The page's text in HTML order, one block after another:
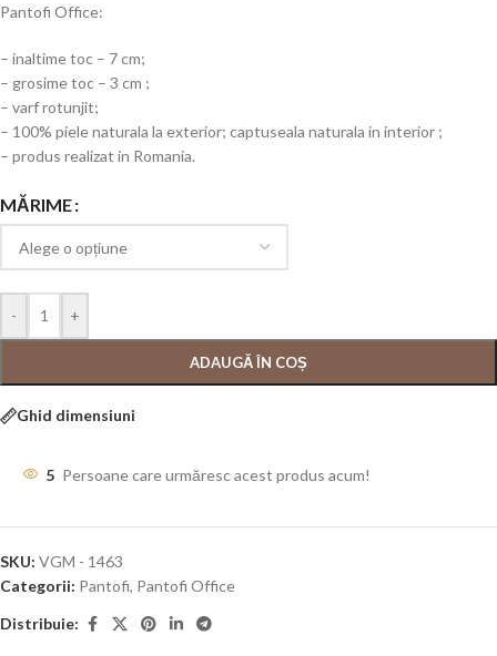
Pantofi Office:
– inaltime toc – 7 cm;
– grosime toc – 3 cm ;
– varf rotunjit;
– 100% piele naturala la exterior; captuseala naturala in interior ;
– produs realizat in Romania.
MĂRIME
- +
ADAUGĂ ÎN COȘ
Ghid dimensiuni
5 Persoane care urmăresc acest produs acum!
SKU: VGM - 1463
Categorii: Pantofi, Pantofi Office
Distribuie: